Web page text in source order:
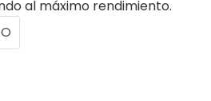
al máximo rendimiento.